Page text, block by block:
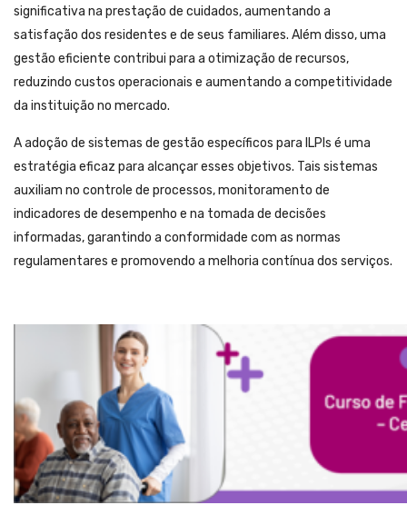
significativa na prestação de cuidados, aumentando a
satisfação dos residentes e de seus familiares. Além disso, uma
gestão eficiente contribui para a otimização de recursos,
reduzindo custos operacionais e aumentando a competitividade
da instituição no mercado.
A adoção de sistemas de gestão específicos para ILPIs é uma
estratégia eficaz para alcançar esses objetivos. Tais sistemas
auxiliam no controle de processos, monitoramento de
indicadores de desempenho e na tomada de decisões
informadas, garantindo a conformidade com as normas
regulamentares e promovendo a melhoria contínua dos serviços.